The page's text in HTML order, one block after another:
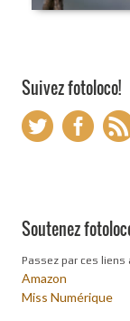
Suivez fotoloco!
Soutenez
Passez par ces liens
Amazon
Miss Numérique